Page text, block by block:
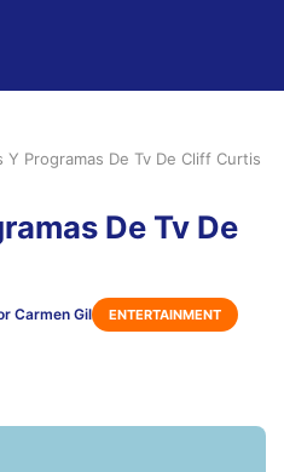
Y Programas De Tv De Cliff Curtis
De Tv De
Carmen Gil ENTERTAINMENT